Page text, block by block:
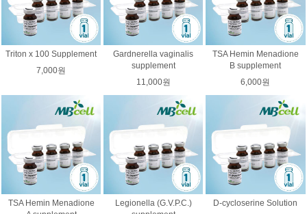
Triton x 100 Supplement
7,000원
Gardnerella vaginalis
supplement
11,000원
TSA Hemin Menadione
B supplement
6,000원
TSA Hemin Menadione
Legionella (G.V.P.C.)
D-cycloserine Solution